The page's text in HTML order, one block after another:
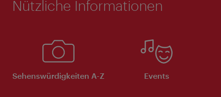
Nützliche Informationen
Sehenswürdigkeiten A-Z Events